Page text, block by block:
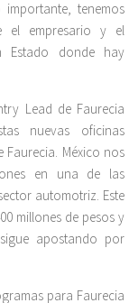
tenemos
el empresario y el
Estado donde hay
Lead de Faurecia
nuevas oficinas
México nos
en una de las
automotriz. Este
millones de pesos y
apostando por
para Faurecia